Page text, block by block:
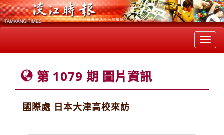
第 1079 期 圖片資訊
國際處 日本大津高校來訪